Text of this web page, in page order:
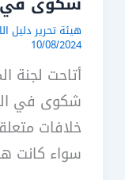
هيئة تحرير دليل
10/08/2024
أتاحت لجنة
شكوى في
خلافات
سواء كانت